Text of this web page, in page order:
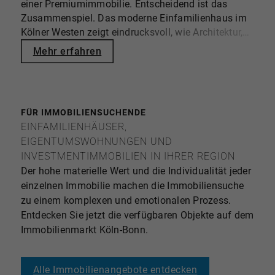
Aussicht gestellten Verkaufsmandats.
Kurzgutachten liegen meist zwischen 500 und 1.500
Euro. Gerichtsfeste Verkehrswertgutachten kosten
meist ca. 2.000 bis 6.000 Euro – bei komplexen
liefern erste Orientierungen, ersetzen jedoch keine
individuelle Bewertung. Dr. OEBELS + partner
verbindet regionale Expertise mit strategischer
Marktanalyse und gezielter Vermarktung.
einer Premiumimmobilie. Entscheidend ist das
Zusammenspiel. Das moderne Einfamilienhaus im
Kölner Westen zeigt eindrucksvoll, wie Architektur,
Lage und Wohngefühl eine Immobilie zu einem
stimmigen Gesamtkonzept werden lassen. Auf
Mehr erfahren
FÜR IMMOBILIENSUCHENDE
EINFAMILIENHÄUSER,
EIGENTUMSWOHNUNGEN UND
INVESTMENTIMMOBILIEN IN IHRER REGION
Der hohe materielle Wert und die Individualität jeder
einzelnen Immobilie machen die Immobiliensuche
zu einem komplexen und emotionalen Prozess.
Entdecken Sie jetzt die verfügbaren Objekte auf dem
Immobilienmarkt Köln-Bonn.
Alle Immobilienangebote entdecken